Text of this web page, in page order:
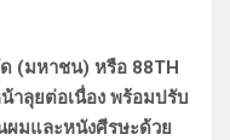
หาชน) หรือ 88TH
าลุยต่อเนื่อง พร้อมปรับ
ผมและหนังศีรษะด้วย